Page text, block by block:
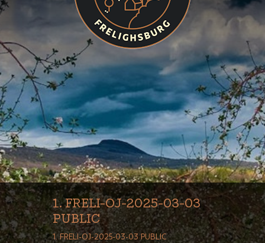
1. FRELI-OJ-2025-03-03
PUBLIC
1. FRELI-OJ-2025-03-03 PUBLIC